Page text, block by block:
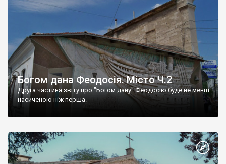
Богом дана Феодосія. Місто Ч.2
Друга частина звіту про "Богом дану" Феодосію буде не менш
насиченою ніж перша.